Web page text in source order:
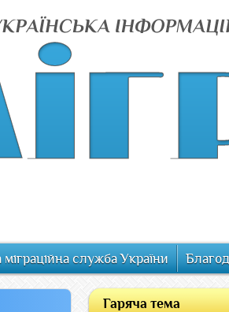
служба України
Гаряча тема